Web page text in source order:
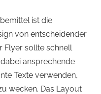
ist die
von entscheidender
Flyer sollte schnell
ansprechende
Texte verwenden,
wecken. Das Layout